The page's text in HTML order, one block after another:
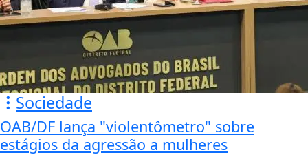
Sociedade
OAB/DF lança "violentômetro" sobre
estágios da agressão a mulheres